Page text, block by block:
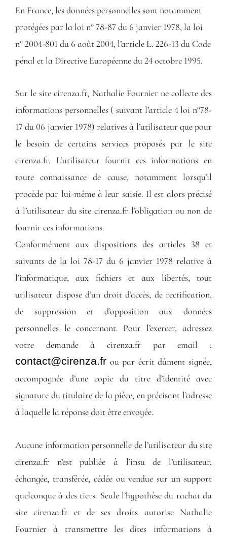
En France, les données personnelles sont notamment
protégées par la loi n° 78-87 du 6 janvier 1978, la loi
n° 2004-801 du 6 août 2004, l’article L. 226-13 du Code
pénal et la Directive Européenne du 24 octobre 1995.
Sur le site cirenza.fr, Nathalie Fournier ne collecte des
informations personnelles ( suivant l’article 4 loi n°78-
17 du 06 janvier 1978) relatives à l’utilisateur que pour
le besoin de certains services proposés par le site
cirenza.fr. L’utilisateur fournit ces informations en
toute connaissance de cause, notamment lorsqu’il
procède par lui-même à leur saisie. Il est alors précisé
à l’utilisateur du site cirenza.fr l’obligation ou non de
fournir ces informations.
Conformément aux dispositions des articles 38 et
suivants de la loi 78-17 du 6 janvier 1978 relative à
l’informatique, aux fichiers et aux libertés, tout
utilisateur dispose d’un droit d’accès, de rectification,
de suppression et d’opposition aux données
personnelles le concernant. Pour l’exercer, adressez
votre demande à cirenza.fr par email :
contact@cirenza.fr ou par écrit dûment signée,
accompagnée d’une copie du titre d’identité avec
signature du titulaire de la pièce, en précisant l’adresse
à laquelle la réponse doit être envoyée.
Aucune information personnelle de l’utilisateur du site
cirenza.fr n’est publiée à l’insu de l’utilisateur,
échangée, transférée, cédée ou vendue sur un support
quelconque à des tiers. Seule l’hypothèse du rachat du
site cirenza.fr et de ses droits autorise Nathalie
Fournier à transmettre les dites informations à